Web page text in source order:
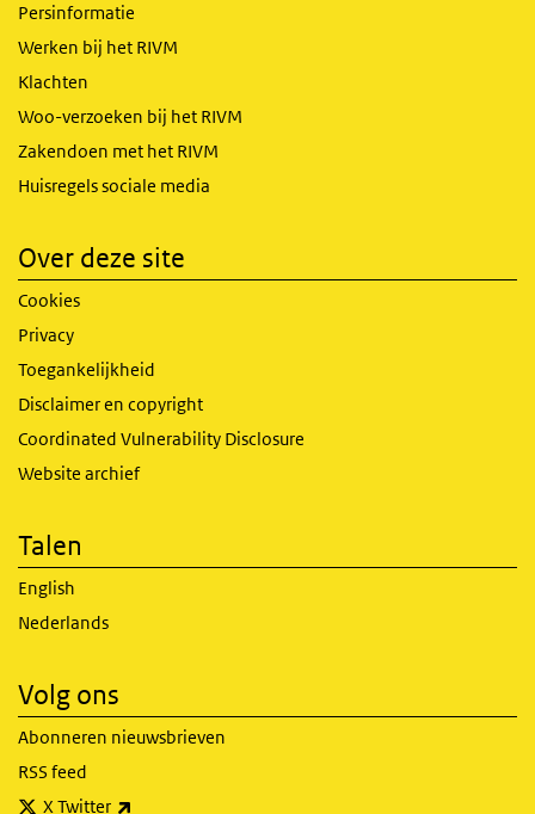
Persinformatie
Werken bij het RIVM
Klachten
Woo-verzoeken bij het RIVM
Zakendoen met het RIVM
Huisregels sociale media
Over deze site
Cookies
Privacy
Toegankelijkheid
Disclaimer en copyright
Coordinated Vulnerability Disclosure
Website archief
Talen
English
Nederlands
Volg ons
Abonneren nieuwsbrieven
RSS feed
X Twitter